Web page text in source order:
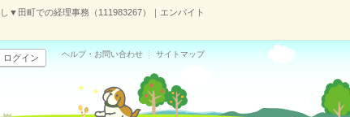
▼田町での経理事務（111983267）｜エンバイト
ログイン ヘルプ・お問い合わせ サイトマップ